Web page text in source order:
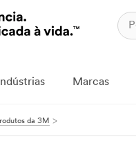
Indústrias Marcas
da 3M